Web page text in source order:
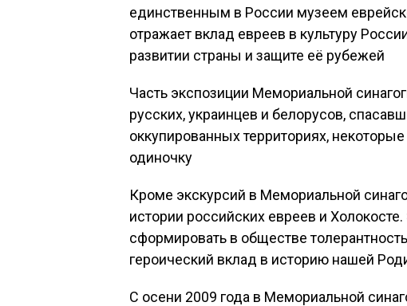
единственным в России музеем
отражает вклад евреев в культуру
развитии страны и защите её рубежей
Часть экспозиции Мемориальной
русских, украинцев и белорусов,
оккупированных территориях,
одиночку
Кроме экскурсий в Мемориальной
истории российских евреев и
сформировать в обществе
героический вклад в историю нашей
С осени 2009 года в Мемориальной